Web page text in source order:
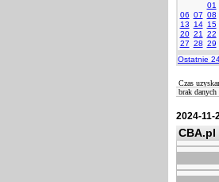
01
06 07 08
13
14 15
20 21 22
27 28 29
Ostatnie
Czas
brak danych
2024-11-
CBA.pl